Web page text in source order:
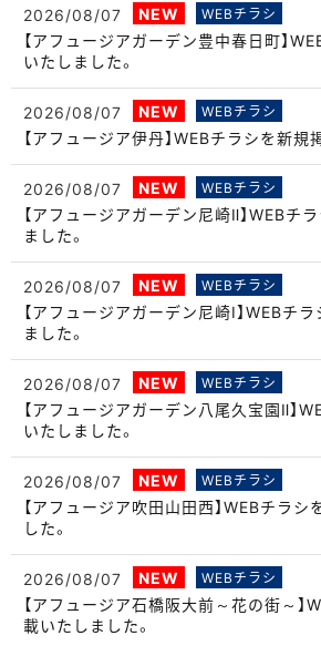
2026/08/07 NEW WEBチラシ
【アフュージアガーデン豊中春日町】
いたしました。
2026/08/07 NEW WEBチラシ
【アフュージア伊丹】WEBチラシを新規
2026/08/07 NEW WEBチラシ
【アフュージアガーデン尼崎Ⅱ】WEBチ
ました。
2026/08/07 NEW WEBチラシ
【アフュージアガーデン尼崎Ⅰ】WEBチ
ました。
2026/08/07 NEW WEBチラシ
【アフュージアガーデン八尾久宝園Ⅱ】
いたしました。
2026/08/07 NEW WEBチラシ
【アフュージア吹田山田西】WEBチラシ
した。
2026/08/07 NEW WEBチラシ
【アフュージア石橋阪大前～花の街～】
載いたしました。